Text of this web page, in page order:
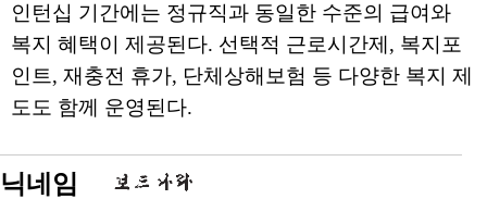
인턴십 기간에는 정규직과 동일한 수준의 급여와
복지 혜택이 제공된다. 선택적 근로시간제, 복지포
인트, 재충전 휴가, 단체상해보험 등 다양한 복지 제
도도 함께 운영된다.
닉네임